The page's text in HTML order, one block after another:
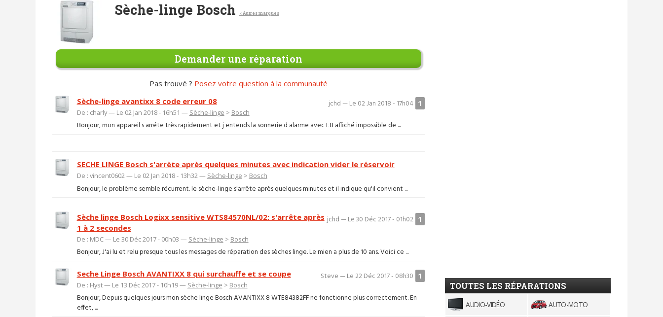
Sèche-linge Bosch < Autres marques
Demander une réparation
Pas trouvé ? Posez votre question à la communauté
1
jchd — Le 02 Jan 2018 - 17h04
Sèche-linge avantixx 8 code erreur 08
De : charly — Le 02 Jan 2018 - 16h51 — Sèche-linge > Bosch
Bonjour, mon appareil s arréte très rapidement et j entends la sonnerie d alarme avec E8 affiché impossible de ...
SECHE LINGE Bosch s'arrète après quelques minutes avec indication vider le réservoir
De : vincent0602 — Le 02 Jan 2018 - 13h32 — Sèche-linge > Bosch
Bonjour, le problème semble récurrent. le sèche-linge s'arrête après quelques minutes et il indique qu'il convient ...
1
jchd — Le 30 Déc 2017 - 01h02
Sèche linge Bosch Logixx sensitive WTS84570NL/02: s'arrête après
1 à 2 secondes
De : MDC — Le 30 Déc 2017 - 00h03 — Sèche-linge > Bosch
Bonjour, J'ai lu et relu presque tous les messages de réparation des sèches linge. Le mien a plus de 10 ans. Voici ce ...
1
Steve — Le 22 Déc 2017 - 08h30
Seche Linge Bosch AVANTIXX 8 qui surchauffe et se coupe
De : Hyst — Le 13 Déc 2017 - 10h19 — Sèche-linge > Bosch
Bonjour, Depuis quelques jours mon sèche linge Bosch AVANTIXX 8 WTE84382FF ne fonctionne plus correctement. En
effet, ...
TOUTES LES RÉPARATIONS
AUDIO-VIDÉO AUTO-MOTO